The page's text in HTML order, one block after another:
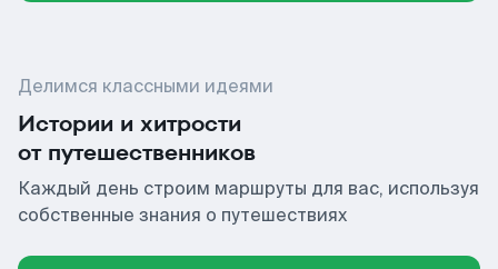
Делимся классными идеями
Истории и хитрости
от путешественников
Каждый день строим маршруты для вас, используя
собственные знания о путешествиях